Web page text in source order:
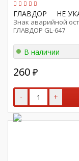
ГЛАВДОР НЕ
Знак аварийной
ГЛАВДОР GL-647
В наличии
260 ₽
- +